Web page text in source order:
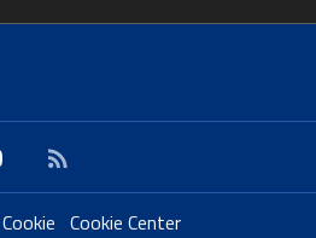
Cookie Center